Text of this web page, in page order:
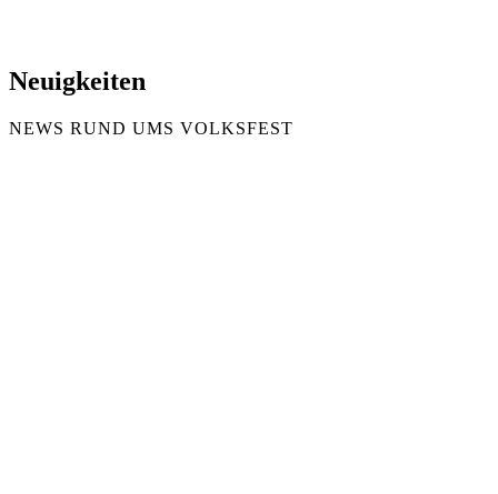
Neuigkeiten
NEWS RUND UMS VOLKSFEST